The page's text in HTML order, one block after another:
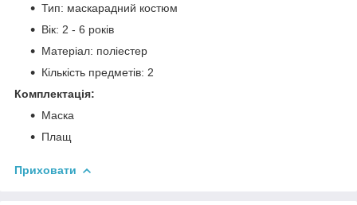
Тип: маскарадний костюм
Вік: 2 - 6 років
Матеріал: поліестер
Кількість предметів: 2
Комплектація:
Маска
Плащ
Приховати